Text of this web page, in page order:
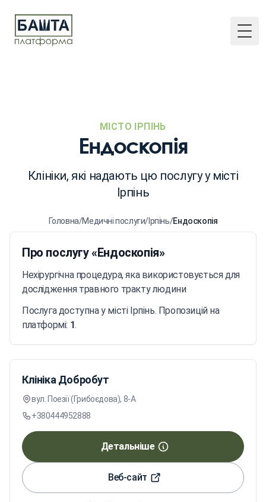
МІСТО ІРПІНЬ
Ендоскопія
Клініки, які надають цю послугу у місті
Ірпінь
Головна/Медичні послуги/Ірпінь/Ендоскопія
Про послугу «Ендоскопія»
Нехірургічна процедура, яка використовується для
дослідження травного тракту людини
Послуга доступна у місті Ірпінь. Пропозицій на
платформі: 1.
Клініка Добробут
вул. Поезії (Грибоєдова), 8-А
+380444952888
Детальніше
Веб-сайт